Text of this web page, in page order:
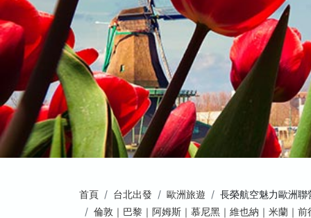
首頁 台北出發 歐洲旅遊
長榮航空魅力歐洲聯
倫敦｜巴黎｜阿姆斯｜慕尼黑｜維也納｜米蘭｜前